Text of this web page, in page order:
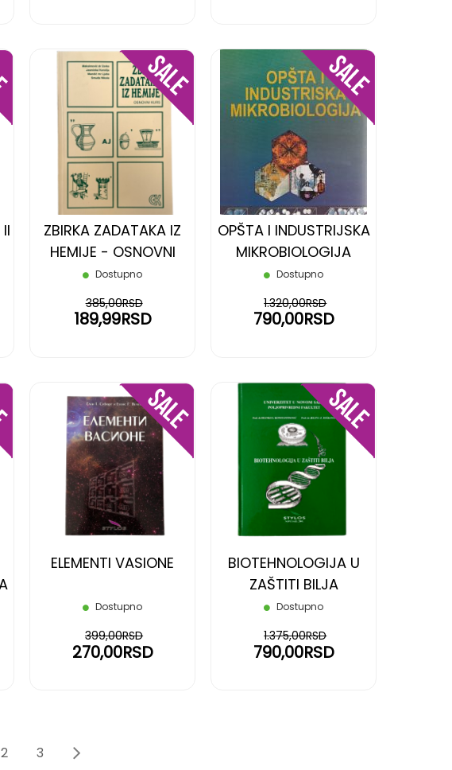
ZBIRKA ZADATAKA IZ
HEMIJE - OSNOVNI
KURS
Dostupno
189,99RSD
385,00RSD
DODAJ
NA
OPŠTA I INDUSTRIJSKA
MIKROBIOLOGIJA
Dostupno
790,00RSD
1.320,00RSD
DODAJ
NA
ELEMENTI VASIONE
Dostupno
270,00RSD
399,00RSD
DODAJ
NA
BIOTEHNOLOGIJA U
ZAŠTITI BILJA
Dostupno
790,00RSD
1.375,00RSD
DODAJ
NA
currently reading page
Page
2 Page
3